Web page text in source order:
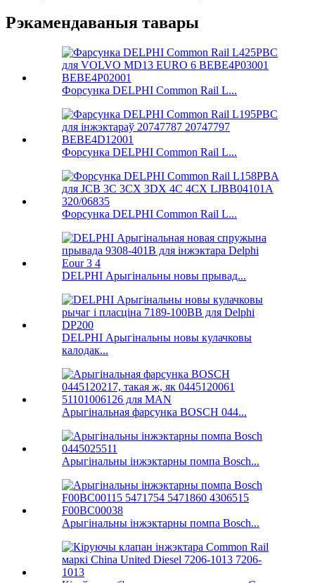
Рэкамендаваныя тавары
Форсунка DELPHI Common Rail L...
Форсунка DELPHI Common Rail L...
Форсунка DELPHI Common Rail L...
DELPHI Арыгінальны новы прывад...
DELPHI Арыгінальны новы кулачковы
калодак...
Арыгінальная фарсунка BOSCH 044...
Арыгінальны інжэктарны помпа Bosch...
Арыгінальны інжэктарны помпа Bosch...